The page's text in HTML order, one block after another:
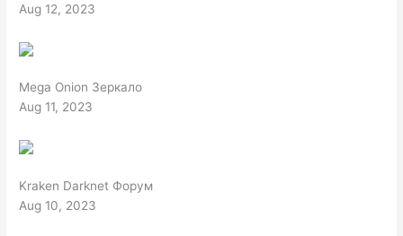
Aug 12, 2023
Mega Onion Зеркало
Aug 11, 2023
Kraken Darknet Форум
Aug 10, 2023